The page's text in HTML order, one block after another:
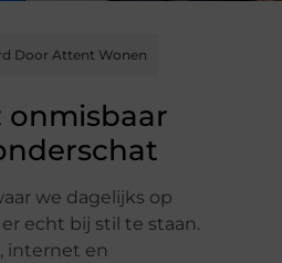
Door Attent Wonen
onmisbaar
we dagelijks op
echt bij stil te staan.
internet en